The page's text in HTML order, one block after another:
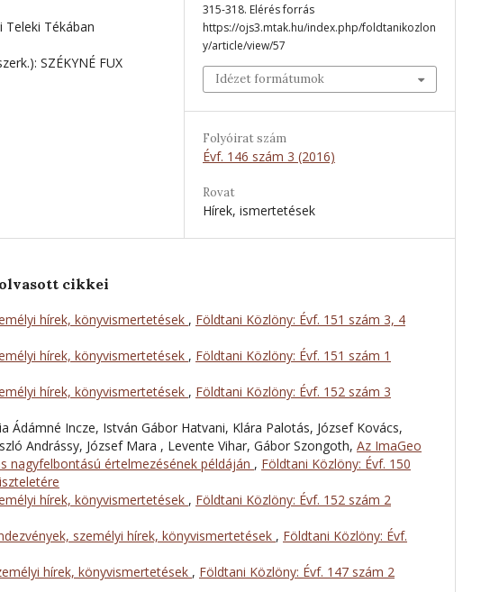
Teleki Tékában
SZÉKYNÉ FUX
315-318. Elérés forrás
https://ojs3.mtak.hu/index.php/foldtanikozlon
y/article/view/57
Idézet formátumok
Folyóirat szám
Évf. 146 szám 3 (2016)
Rovat
Hírek, ismertetések
cikkei
hírek, könyvismertetések , Földtani Közlöny: Évf. 151 szám 3, 4
hírek, könyvismertetések , Földtani Közlöny: Évf. 151 szám 1
hírek, könyvismertetések , Földtani Közlöny: Évf. 152 szám 3
Ádámné Incze, István Gábor Hatvani, Klára Palotás, József Kovács,
Andrássy, József Mara , Levente Vihar, Gábor Szongoth, Az ImaGeo
nagyfelbontású értelmezésének példáján , Földtani Közlöny: Évf. 150
hírek, könyvismertetések , Földtani Közlöny: Évf. 152 szám 2
személyi hírek, könyvismertetések , Földtani Közlöny: Évf.
hírek, könyvismertetések , Földtani Közlöny: Évf. 147 szám 2